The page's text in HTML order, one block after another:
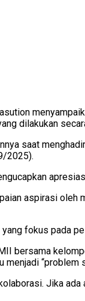
dilakukan
saat
2025).
aspirasi
fokus pada
bersama
Jika